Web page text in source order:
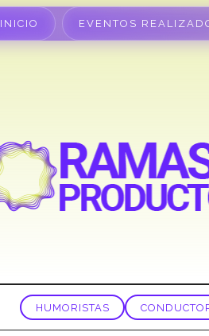
INICIO EVENTOS
HUMORISTAS